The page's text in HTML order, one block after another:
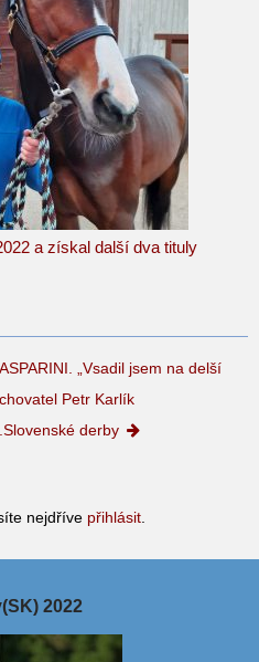
a získal další dva tituly
„Vsadil jsem na delší
Petr Karlík
derby
nejdříve přihlásit.
2022